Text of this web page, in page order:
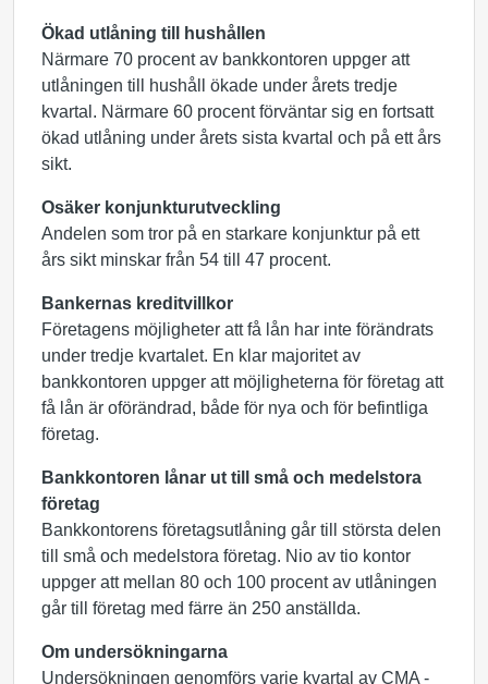
Ökad utlåning till hushållen
Närmare 70 procent av bankkontoren uppger att
utlåningen till hushåll ökade under årets tredje
kvartal. Närmare 60 procent förväntar sig en fortsatt
ökad utlåning under årets sista kvartal och på ett års
sikt.
Osäker konjunkturutveckling
Andelen som tror på en starkare konjunktur på ett
års sikt minskar från 54 till 47 procent.
Bankernas kreditvillkor
Företagens möjligheter att få lån har inte förändrats
under tredje kvartalet. En klar majoritet av
bankkontoren uppger att möjligheterna för företag att
få lån är oförändrad, både för nya och för befintliga
företag.
Bankkontoren lånar ut till små och medelstora
företag
Bankkontorens företagsutlåning går till största delen
till små och medelstora företag. Nio av tio kontor
uppger att mellan 80 och 100 procent av utlåningen
går till företag med färre än 250 anställda.
Om undersökningarna
Undersökningen genomförs varje kvartal av CMA -